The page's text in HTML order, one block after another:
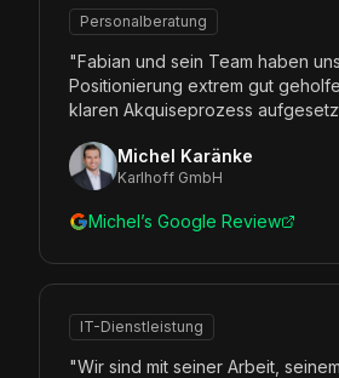
Personalberatung
"Fabian und sein Team haben
Positionierung extrem gut
klaren Akquiseprozess
Michel Karänke
Karlhoff GmbH
Michel’s Google Review
IT-Dienstleistung
"Wir sind mit seiner Arbeit,